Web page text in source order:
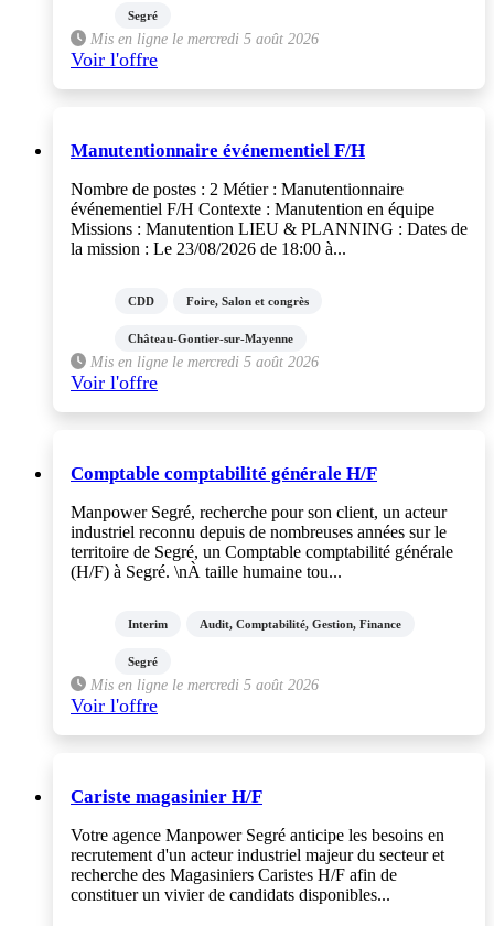
Segré
Mis en ligne le mercredi 5 août 2026
Voir l'offre
Manutentionnaire événementiel F/H
Nombre de postes : 2 Métier : Manutentionnaire
événementiel F/H Contexte : Manutention en équipe
Missions : Manutention LIEU & PLANNING : Dates de
la mission : Le 23/08/2026 de 18:00 à...
CDD Foire, Salon et congrès
Château-Gontier-sur-Mayenne
Mis en ligne le mercredi 5 août 2026
Voir l'offre
Comptable comptabilité générale H/F
Manpower Segré, recherche pour son client, un acteur
industriel reconnu depuis de nombreuses années sur le
territoire de Segré, un Comptable comptabilité générale
(H/F) à Segré. \nÀ taille humaine tou...
Interim Audit, Comptabilité, Gestion, Finance
Segré
Mis en ligne le mercredi 5 août 2026
Voir l'offre
Cariste magasinier H/F
Votre agence Manpower Segré anticipe les besoins en
recrutement d'un acteur industriel majeur du secteur et
recherche des Magasiniers Caristes H/F afin de
constituer un vivier de candidats disponibles...